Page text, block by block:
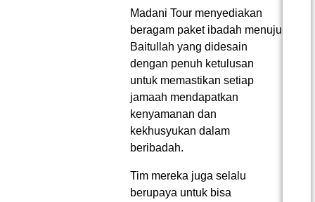
Madani Tour menyediakan
beragam paket ibadah menuju
Baitullah yang didesain
dengan penuh ketulusan
untuk memastikan setiap
jamaah mendapatkan
kenyamanan dan
kekhusyukan dalam
beribadah.
Tim mereka juga selalu
berupaya untuk bisa